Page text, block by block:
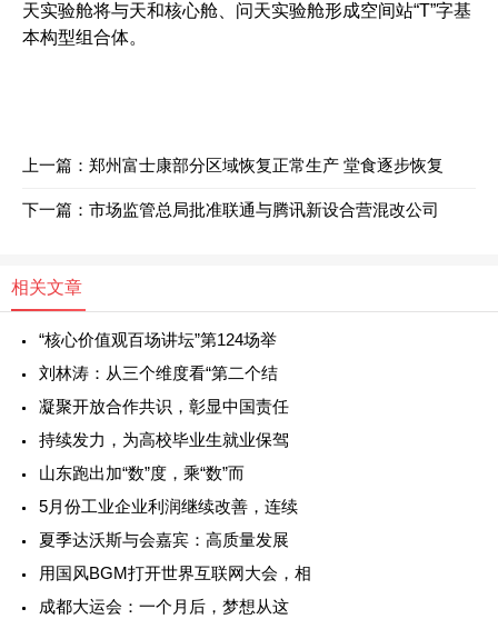
天实验舱将与天和核心舱、问天实验舱形成空间站“T”字基
本构型组合体。
上一篇： 郑州富士康部分区域恢复正常生产 堂食逐步恢复
下一篇： 市场监管总局批准联通与腾讯新设合营混改公司
相关文章
“核心价值观百场讲坛”第124场举
刘林涛：从三个维度看“第二个结
凝聚开放合作共识，彰显中国责任
持续发力，为高校毕业生就业保驾
山东跑出加“数”度，乘“数”而
5月份工业企业利润继续改善，连续
夏季达沃斯与会嘉宾：高质量发展
用国风BGM打开世界互联网大会，相
成都大运会：一个月后，梦想从这